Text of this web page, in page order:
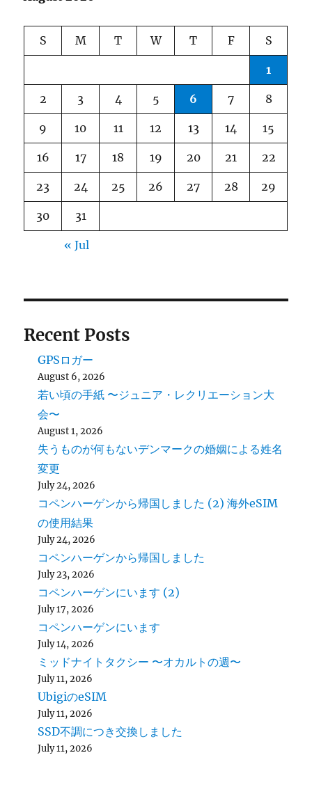
S M T W T F S
1
2 3 4 5 6 7 8
9 10 11 12 13 14 15
16 17 18 19 20 21 22
23 24 25 26 27 28 29
30 31
« Jul
Recent Posts
GPSロガー
August 6, 2026
若い頃の手紙 〜ジュニア・レクリエーション大
会〜
August 1, 2026
失うものが何もないデンマークの婚姻による姓名
変更
July 24, 2026
コペンハーゲンから帰国しました (2) 海外eSIM
の使用結果
July 24, 2026
コペンハーゲンから帰国しました
July 23, 2026
コペンハーゲンにいます (2)
July 17, 2026
コペンハーゲンにいます
July 14, 2026
ミッドナイトタクシー 〜オカルトの週〜
July 11, 2026
UbigiのeSIM
July 11, 2026
SSD不調につき交換しました
July 11, 2026